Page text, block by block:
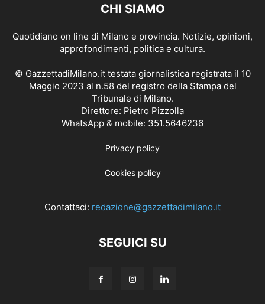
CHI SIAMO
Quotidiano on line di Milano e provincia. Notizie, opinioni,
approfondimenti, politica e cultura.
© GazzettadiMilano.it testata giornalistica registrata il 10
Maggio 2023 al n.58 del registro della Stampa del
Tribunale di Milano.
Direttore: Pietro Pizzolla
WhatsApp & mobile: 351.5646236
Privacy policy
Cookies policy
Contattaci: redazione@gazzettadimilano.it
SEGUICI SU